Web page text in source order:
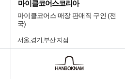
마이클코어스코리아
마이클코어스 매장 판매직 구인 (전
국)
서울,경기,부산 지점